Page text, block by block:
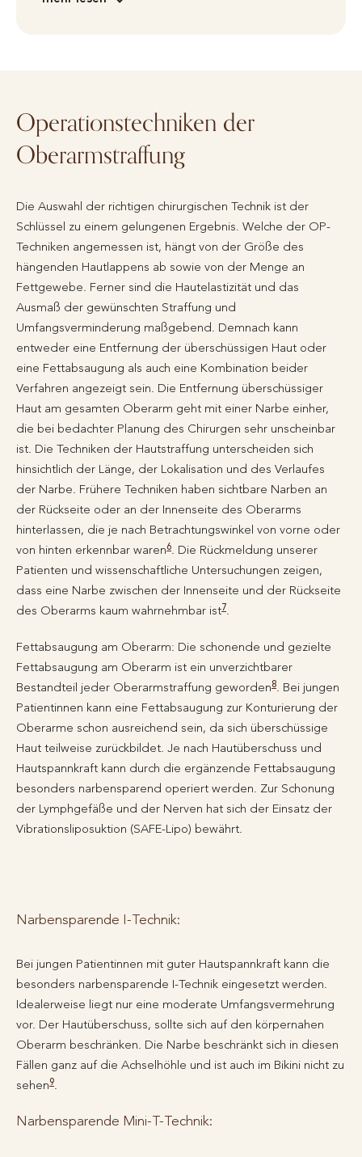
Operationstechniken der
Oberarmstraffung
Die Auswahl der richtigen chirurgischen Technik ist der
Schlüssel zu einem gelungenen Ergebnis. Welche der OP-
Techniken angemessen ist, hängt von der Größe des
hängenden Hautlappens ab sowie von der Menge an
Fettgewebe. Ferner sind die Hautelastizität und das
Ausmaß der gewünschten Straffung und
Umfangsverminderung maßgebend. Demnach kann
entweder eine Entfernung der überschüssigen Haut oder
eine Fettabsaugung als auch eine Kombination beider
Verfahren angezeigt sein. Die Entfernung überschüssiger
Haut am gesamten Oberarm geht mit einer Narbe einher,
die bei bedachter Planung des Chirurgen sehr unscheinbar
ist. Die Techniken der Hautstraffung unterscheiden sich
hinsichtlich der Länge, der Lokalisation und des Verlaufes
der Narbe. Frühere Techniken haben sichtbare Narben an
der Rückseite oder an der Innenseite des Oberarms
hinterlassen, die je nach Betrachtungswinkel von vorne oder
von hinten erkennbar waren6. Die Rückmeldung unserer
Patienten und wissenschaftliche Untersuchungen zeigen,
dass eine Narbe zwischen der Innenseite und der Rückseite
des Oberarms kaum wahrnehmbar ist7.
Fettabsaugung am Oberarm: Die schonende und gezielte
Fettabsaugung am Oberarm ist ein unverzichtbarer
Bestandteil jeder Oberarmstraffung geworden8. Bei jungen
Patientinnen kann eine Fettabsaugung zur Konturierung der
Oberarme schon ausreichend sein, da sich überschüssige
Haut teilweise zurückbildet. Je nach Hautüberschuss und
Hautspannkraft kann durch die ergänzende Fettabsaugung
besonders narbensparend operiert werden. Zur Schonung
der Lymphgefäße und der Nerven hat sich der Einsatz der
Vibrationsliposuktion (SAFE-Lipo) bewährt.
Narbensparende I-Technik:
Bei jungen Patientinnen mit guter Hautspannkraft kann die
besonders narbensparende I-Technik eingesetzt werden.
Idealerweise liegt nur eine moderate Umfangsvermehrung
vor. Der Hautüberschuss, sollte sich auf den körpernahen
Oberarm beschränken. Die Narbe beschränkt sich in diesen
Fällen ganz auf die Achselhöhle und ist auch im Bikini nicht zu
sehen9.
Narbensparende Mini-T-Technik: